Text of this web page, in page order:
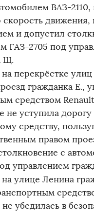
ВАЗ-2110,
движения,
и допустил
ГАЗ-2705 под
Щ.
на перекрёстке
гражданка Е.,
средством
не уступила дорогу
средству,
правом
с
управлением
на улице Ленина
убедилась в